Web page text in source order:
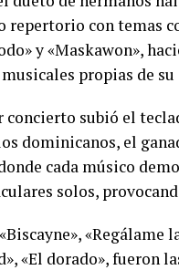
con temas
y «Maskawon»,
propias de
concierto subió el
dominicanos, el
cada músico
solos,
«El dorado», fueron